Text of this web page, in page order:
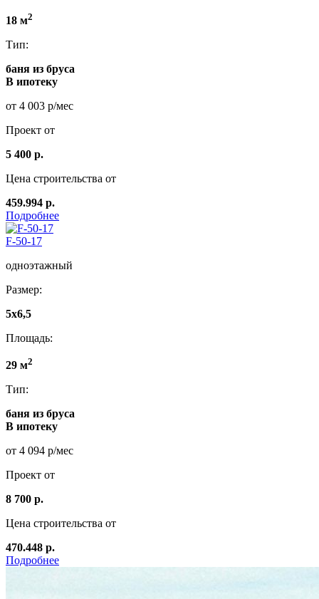
18 м2
Тип:
баня из бруса
В ипотеку
от 4 003 р/мес
Проект от
5 400 р.
Цена строительства от
459.994 р.
Подробнее
F-50-17
одноэтажный
Размер:
5x6,5
Площадь:
29 м2
Тип:
баня из бруса
В ипотеку
от 4 094 р/мес
Проект от
8 700 р.
Цена строительства от
470.448 р.
Подробнее